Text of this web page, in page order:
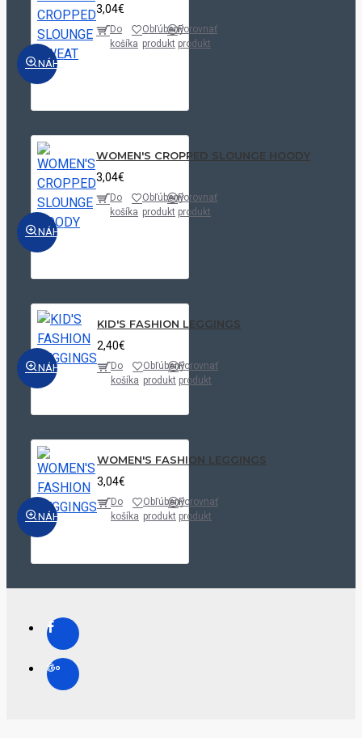
NÁHĽAD
3,04€
Do
košíka
Obľúbený
produkt
Porovnať
produkt
NÁHĽAD
WOMEN'S CROPPED SLOUNGE HOODY
3,04€
Do
košíka
Obľúbený
produkt
Porovnať
produkt
NÁHĽAD
KID'S FASHION LEGGINGS
2,40€
Do
košíka
Obľúbený
produkt
Porovnať
produkt
NÁHĽAD
WOMEN'S FASHION LEGGINGS
3,04€
Do
košíka
Obľúbený
produkt
Porovnať
produkt